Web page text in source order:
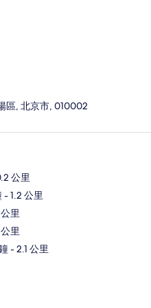
區, 北京市, 010002
公里
- 1.2 公里
里
里
- 2.1 公里